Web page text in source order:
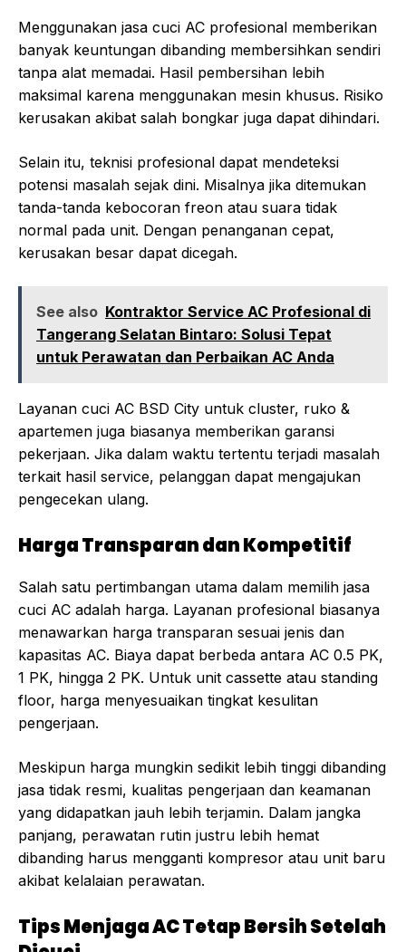
Menggunakan jasa cuci AC profesional memberikan
banyak keuntungan dibanding membersihkan sendiri
tanpa alat memadai. Hasil pembersihan lebih
maksimal karena menggunakan mesin khusus. Risiko
kerusakan akibat salah bongkar juga dapat dihindari.
Selain itu, teknisi profesional dapat mendeteksi
potensi masalah sejak dini. Misalnya jika ditemukan
tanda-tanda kebocoran freon atau suara tidak
normal pada unit. Dengan penanganan cepat,
kerusakan besar dapat dicegah.
See also Kontraktor Service AC Profesional di
Tangerang Selatan Bintaro: Solusi Tepat
untuk Perawatan dan Perbaikan AC Anda
Layanan cuci AC BSD City untuk cluster, ruko &
apartemen juga biasanya memberikan garansi
pekerjaan. Jika dalam waktu tertentu terjadi masalah
terkait hasil service, pelanggan dapat mengajukan
pengecekan ulang.
Harga Transparan dan Kompetitif
Salah satu pertimbangan utama dalam memilih jasa
cuci AC adalah harga. Layanan profesional biasanya
menawarkan harga transparan sesuai jenis dan
kapasitas AC. Biaya dapat berbeda antara AC 0.5 PK,
1 PK, hingga 2 PK. Untuk unit cassette atau standing
floor, harga menyesuaikan tingkat kesulitan
pengerjaan.
Meskipun harga mungkin sedikit lebih tinggi dibanding
jasa tidak resmi, kualitas pengerjaan dan keamanan
yang didapatkan jauh lebih terjamin. Dalam jangka
panjang, perawatan rutin justru lebih hemat
dibanding harus mengganti kompresor atau unit baru
akibat kelalaian perawatan.
Tips Menjaga AC Tetap Bersih Setelah